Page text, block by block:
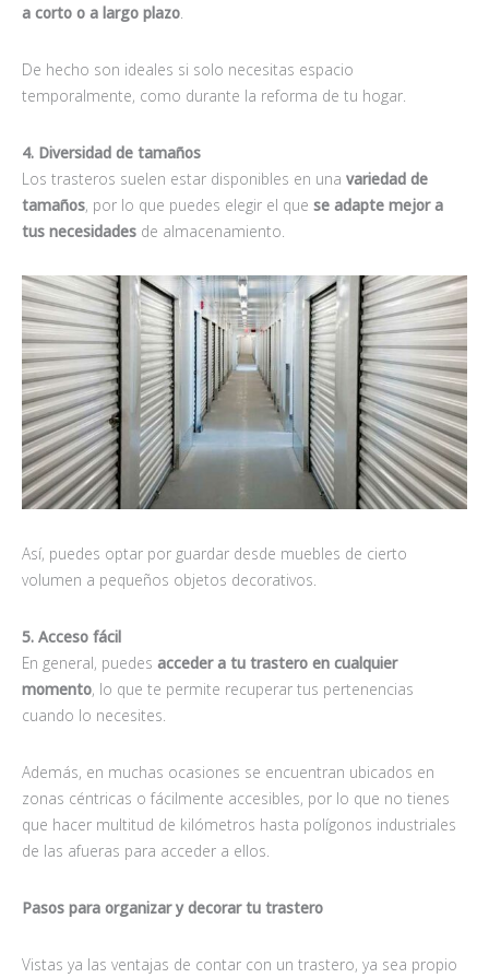
a corto o a largo plazo
De hecho son ideales si solo necesitas espacio
temporalmente, como durante la reforma de tu hogar.
4. Diversidad de tamaños
Los trasteros suelen estar disponibles en una variedad de
tamaños, por lo que puedes elegir el que se adapte mejor a
tus necesidades de almacenamiento.
Así, puedes optar por guardar desde muebles de cierto
volumen a pequeños objetos decorativos.
5. Acceso fácil
En general, puedes acceder a tu trastero en cualquier
momento, lo que te permite recuperar tus pertenencias
cuando lo necesites.
Además, en muchas ocasiones se encuentran ubicados en
zonas céntricas o fácilmente accesibles, por lo que no tienes
que hacer multitud de kilómetros hasta polígonos industriales
de las afueras para acceder a ellos.
Pasos para organizar y decorar tu trastero
Vistas ya las ventajas de contar con un trastero, ya sea propio